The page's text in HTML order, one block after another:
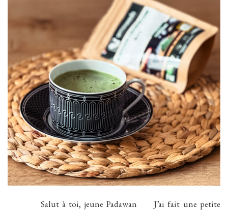
Salut à toi, jeune Padawan J’ai fait une petite